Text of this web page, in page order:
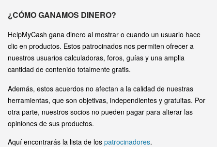
¿CÓMO GANAMOS DINERO?
HelpMyCash gana dinero al mostrar o cuando un usuario hace
clic en productos. Estos patrocinados nos permiten ofrecer a
nuestros usuarios calculadoras, foros, guías y una amplia
cantidad de contenido totalmente gratis.
Además, estos acuerdos no afectan a la calidad de nuestras
herramientas, que son objetivas, independientes y gratuitas. Por
otra parte, nuestros socios no pueden pagar para alterar las
opiniones de sus productos.
Aquí encontrarás la lista de los patrocinadores.